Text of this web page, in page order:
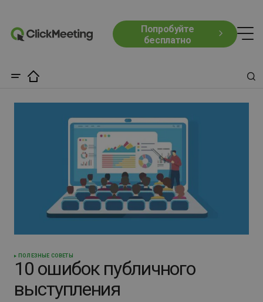
Попробуйте
бесплатно
ПОЛЕЗНЫЕ СОВЕТЫ
10 ошибок публичного
выступления